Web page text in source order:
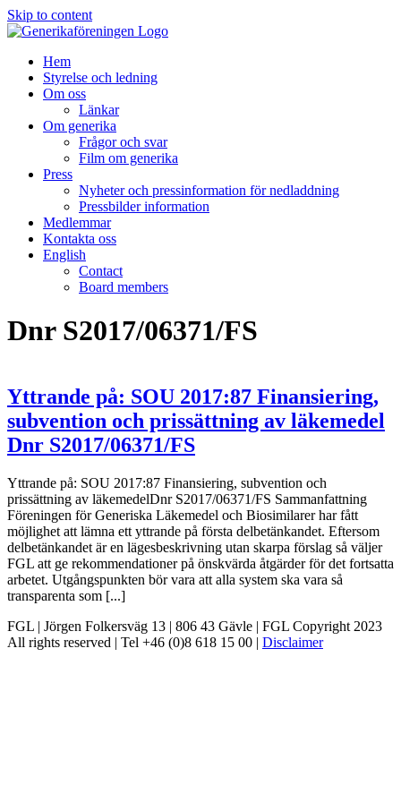
Skip to content
Hem
Styrelse och ledning
Om oss
Länkar
Om generika
Frågor och svar
Film om generika
Press
Nyheter och pressinformation för nedladdning
Pressbilder information
Medlemmar
Kontakta oss
English
Contact
Board members
Dnr S2017/06371/FS
Yttrande på: SOU 2017:87 Finansiering,
subvention och prissättning av läkemedel
Dnr S2017/06371/FS
Yttrande på: SOU 2017:87 Finansiering, subvention och
prissättning av läkemedelDnr S2017/06371/FS Sammanfattning
Föreningen för Generiska Läkemedel och Biosimilarer har fått
möjlighet att lämna ett yttrande på första delbetänkandet. Eftersom
delbetänkandet är en lägesbeskrivning utan skarpa förslag så väljer
FGL att ge rekommendationer på önskvärda åtgärder för det fortsatta
arbetet. Utgångspunkten bör vara att alla system ska vara så
transparenta som [...]
FGL | Jörgen Folkersväg 13 | 806 43 Gävle | FGL Copyright 2023
All rights reserved | Tel +46 (0)8 618 15 00 | Disclaimer